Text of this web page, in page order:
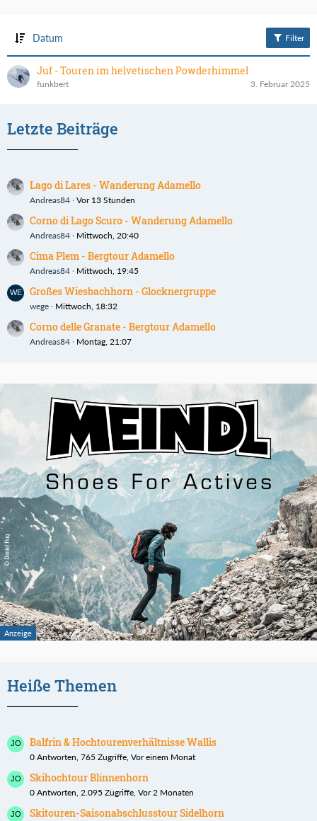
Datum Filter
Juf - Touren im helvetischen Powderhimmel
funkbert 3. Februar 2025
Letzte Beiträge
Lago di Lares - Wanderung Adamello
Andreas84 Vor 13 Stunden
Corno di Lago Scuro - Wanderung Adamello
Andreas84 Mittwoch, 20:40
Cima Plem - Bergtour Adamello
Andreas84 Mittwoch, 19:45
Großes Wiesbachhorn - Glocknergruppe
wege Mittwoch, 18:32
Corno delle Granate - Bergtour Adamello
Andreas84 Montag, 21:07
Heiße Themen
Balfrin & Hochtourenverhältnisse Wallis
0 Antworten, 765 Zugriffe, Vor einem Monat
Skihochtour Blinnenhorn
0 Antworten, 2.095 Zugriffe, Vor 2 Monaten
Skitouren-Saisonabschlusstour Sidelhorn